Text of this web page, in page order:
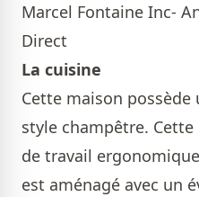
Marcel Fontaine Inc-
Direct
La cuisine
Cette maison
style champêtre.
de travail
est aménagé avec un